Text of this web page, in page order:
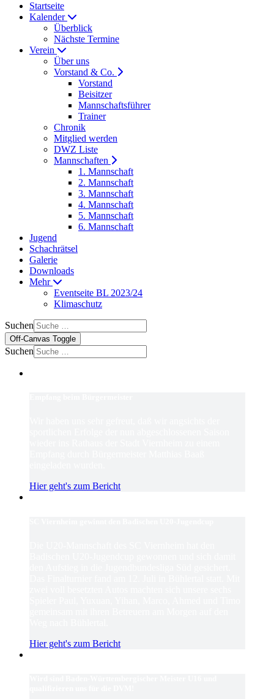
Startseite
Kalender
Überblick
Nächste Termine
Verein
Über uns
Vorstand & Co.
Vorstand
Beisitzer
Mannschaftsführer
Trainer
Chronik
Mitglied werden
DWZ Liste
Mannschaften
1. Mannschaft
2. Mannschaft
3. Mannschaft
4. Mannschaft
5. Mannschaft
6. Mannschaft
Jugend
Schachrätsel
Galerie
Downloads
Mehr
Eventseite BL 2023/24
Klimaschutz
Suchen
Off-Canvas Toggle
Suchen
Hier geht's zum Bericht
Hier geht's zum Bericht